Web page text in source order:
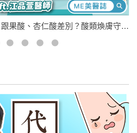
果酸、杏仁酸差別？酸類煥膚守則